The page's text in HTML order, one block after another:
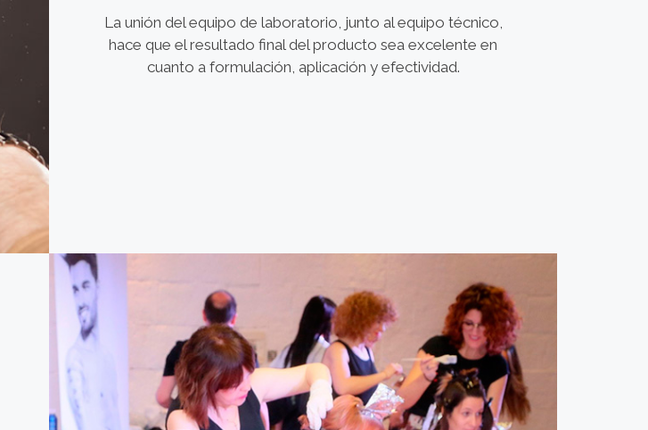
La unión del equipo de laboratorio, junto al equipo técnico,
hace que el resultado final del producto sea excelente en
cuanto a formulación, aplicación y efectividad.